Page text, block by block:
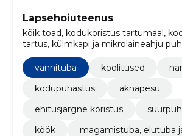
Lapsehoiuteenus
kõik toad, kodukoristus tartumaal,
tartus, külmkapi ja mikrolaineahju
Klaaspindade puhastus, Trepikodade
ja uste pesu, põrandapindade
eemaldamine
vannituba koolitused
kodupuhastus
aknapesu
ehitusjärgne koristus
köök
magamistuba, elutuba